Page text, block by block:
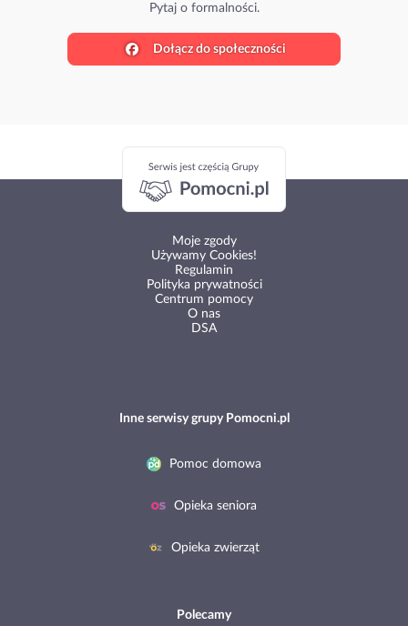
Pytaj o formalności.
Dołącz do społeczności
Moje zgody
Używamy Cookies!
Regulamin
Polityka prywatności
Centrum pomocy
O nas
DSA
Inne serwisy grupy Pomocni.pl
Pomoc domowa
Opieka seniora
Opieka zwierząt
Polecamy